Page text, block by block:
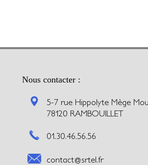
Nous contacter :
5-7 rue Hippolyte Mège
78120 RAMBOUILLET
01.30.46.56.56
contact@srtel.fr